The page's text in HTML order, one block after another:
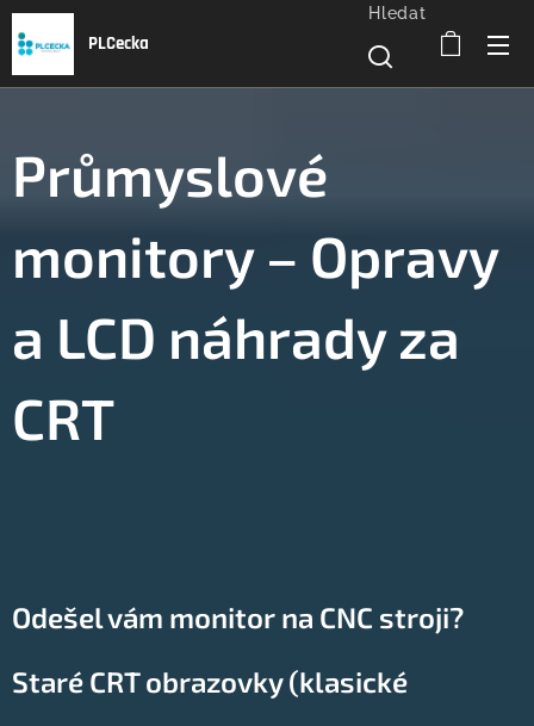
PLCecka
Hledat
Průmyslové
monitory – Opravy
a LCD náhrady za
CRT
Odešel vám monitor na CNC stroji?
Staré CRT obrazovky (klasické